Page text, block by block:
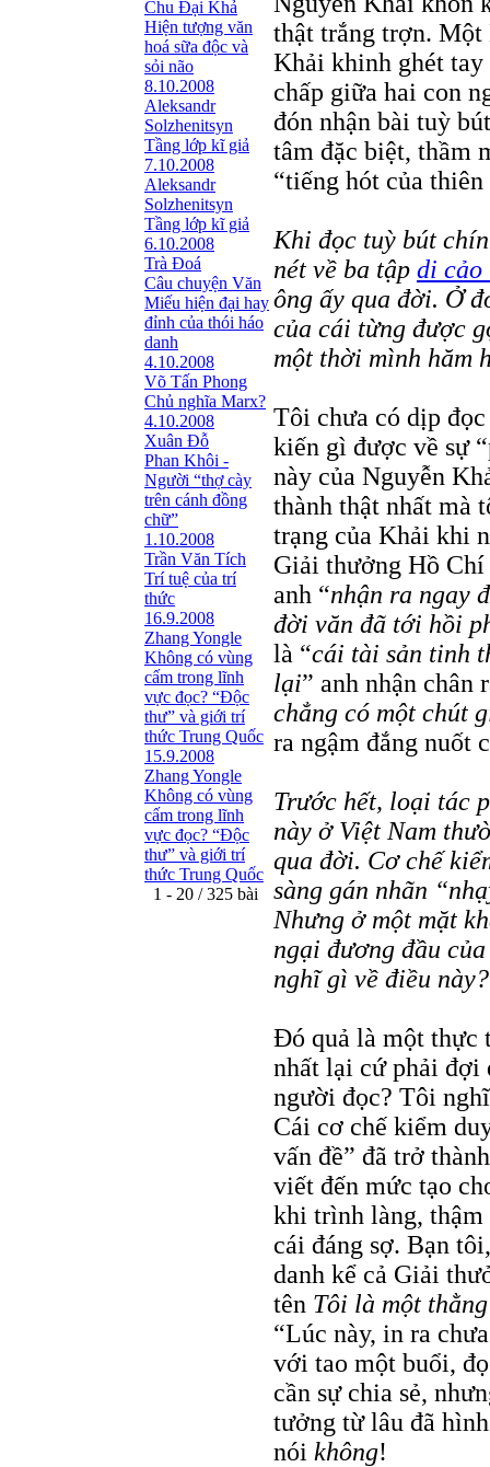
Chu Đại Khả
Hiện tượng văn
hoá sữa độc và
sỏi não
8.10.2008
Aleksandr
Solzhenitsyn
Tầng lớp kĩ giả
7.10.2008
Aleksandr
Solzhenitsyn
Tầng lớp kĩ giả
6.10.2008
Trà Đoá
Câu chuyện Văn
Miếu hiện đại hay
đỉnh của thói háo
danh
4.10.2008
Võ Tấn Phong
Chủ nghĩa Marx?
4.10.2008
Xuân Đỗ
Phan Khôi -
Người “thợ cày
trên cánh đồng
chữ”
1.10.2008
Trần Văn Tích
Trí tuệ của trí
thức
16.9.2008
Zhang Yongle
Không có vùng
cấm trong lĩnh
vực đọc? “Ðộc
thư” và giới trí
thức Trung Quốc
15.9.2008
Zhang Yongle
Không có vùng
cấm trong lĩnh
vực đọc? “Ðộc
thư” và giới trí
thức Trung Quốc
1 - 20 / 325 bài
thật trắng trợn. Một
Khải khinh ghét
chấp giữa hai con
đón nhận bài tuỳ
tâm đặc biệt, thầm
“tiếng hót của thiên
Khi đọc tuỳ bút
nét về ba tập di cảo
ông ấy qua đời. Ở
của cái từng được
một thời mình hăm
Tôi chưa có dịp
kiến gì được về sự
này của Nguyễn
thành thật nhất mà
trạng của Khải khi
Giải thưởng Hồ
anh “nhận ra ngay
đời văn đã tới hồi
là “cái tài sản tinh
lại” anh nhận chân
chẳng có một chút
ra ngậm đắng nuốt
Trước hết, loại tác
này ở Việt Nam
qua đời. Cơ chế
sàng gán nhãn
Nhưng ở một mặt
ngại đương đầu
nghĩ gì về điều này?
Đó quả là một thực
nhất lại cứ phải đợi
người đọc? Tôi
Cái cơ chế kiểm
vấn đề” đã trở
viết đến mức tạo
khi trình làng,
cái đáng sợ. Bạn
danh kể cả Giải
tên Tôi là một
“Lúc này, in ra
với tao một buổi,
cần sự chia sẻ,
tưởng từ lâu đã
nói không!